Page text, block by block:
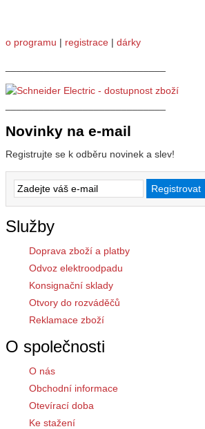
o programu | registrace | dárky
Novinky na e-mail
Registrujte se k odběru novinek a slev!
Služby
Doprava zboží a platby
Odvoz elektroodpadu
Konsignační sklady
Otvory do rozváděčů
Reklamace zboží
O společnosti
O nás
Obchodní informace
Otevírací doba
Ke stažení